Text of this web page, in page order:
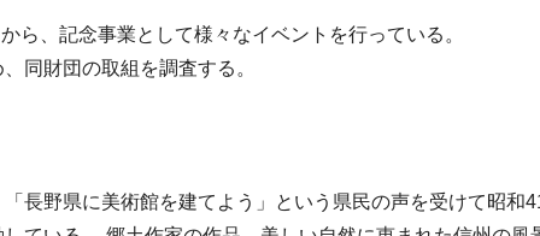
ら、記念事業として様々なイベントを行っている。
同財団の取組を調査する。
長野県に美術館を建てよう」という県民の声を受けて昭